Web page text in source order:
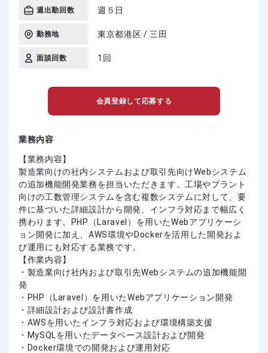
週出勤回数 週５日
勤務地 東京都港区 / 三田
面談回数 1回
会員登録して応募する
業務内容
【業務内容】
製造業向けの社内システムおよび取引先向けWebシステム
の追加機能開発業務を担当いただきます。工場やプラント
向けの工数管理システムを含む複数システムに対して、要
件に基づいた詳細設計から開発、インフラ対応まで幅広く
携わります。PHP（Laravel）を用いたWebアプリケーシ
ョン開発に加え、AWS環境やDockerを活用した開発およ
び運用にも対応する業務です。
【作業内容】
・製造業向け社内および取引先Webシステムの追加機能開
発
・PHP（Laravel）を用いたWebアプリケーション開発
・詳細設計および設計書作成
・AWSを用いたインフラ対応および環境構築支援
・MySQLを用いたデータベース設計および開発
・Docker環境での開発および運用対応